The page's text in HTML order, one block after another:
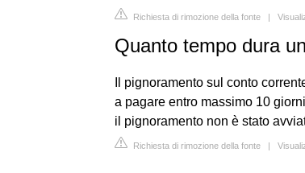
Richiesta di rimozione della fonte |
Quanto tempo dura
Il pignoramento sul conto
a pagare entro massimo 10
il pignoramento non è stato
Richiesta di rimozione della fonte |